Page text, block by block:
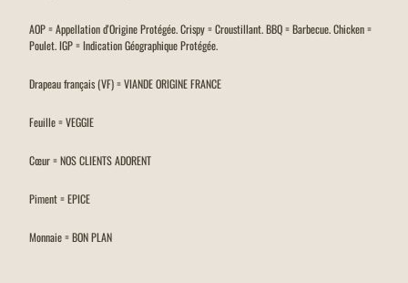
AOP = Appellation d'Origine Protégée. Crispy = Croustillant. BBQ = Barbecue. Chicken =
Poulet. IGP = Indication Géographique Protégée.
Drapeau français (VF) = VIANDE ORIGINE FRANCE
Feuille = VEGGIE
Cœur = NOS CLIENTS ADORENT
Piment = EPICE
Monnaie = BON PLAN